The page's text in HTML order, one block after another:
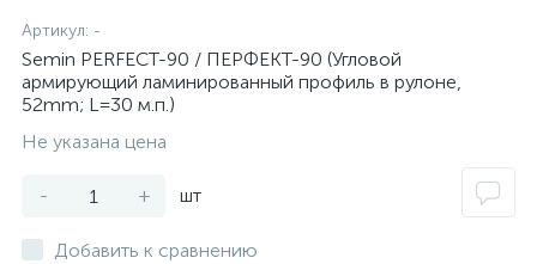
Артикул: -
Semin PERFECT-90 / ПЕРФЕКТ-90 (Угловой
армирующий ламинированный профиль в рулоне,
52mm; L=30 м.п.)
Не указана цена
- + шт
Добавить к сравнению